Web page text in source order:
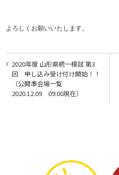
よろしくお願いいたします。
投
稿
ナ
2020年度 山形県統一模試 第3
回 申し込み受け付け開始！！
（公開準会場一覧
2020.12.09 09:00現在）